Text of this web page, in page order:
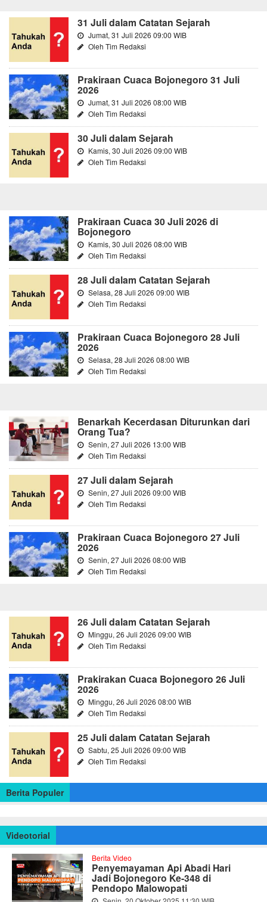
31 Juli dalam Catatan Sejarah
Jumat, 31 Juli 2026 09:00 WIB
Oleh Tim Redaksi
Prakiraan Cuaca Bojonegoro 31 Juli
2026
Jumat, 31 Juli 2026 08:00 WIB
Oleh Tim Redaksi
30 Juli dalam Sejarah
Kamis, 30 Juli 2026 09:00 WIB
Oleh Tim Redaksi
Prakiraan Cuaca 30 Juli 2026 di
Bojonegoro
Kamis, 30 Juli 2026 08:00 WIB
Oleh Tim Redaksi
28 Juli dalam Catatan Sejarah
Selasa, 28 Juli 2026 09:00 WIB
Oleh Tim Redaksi
Prakiraan Cuaca Bojonegoro 28 Juli
2026
Selasa, 28 Juli 2026 08:00 WIB
Oleh Tim Redaksi
Benarkah Kecerdasan Diturunkan dari
Orang Tua?
Senin, 27 Juli 2026 13:00 WIB
Oleh Tim Redaksi
27 Juli dalam Sejarah
Senin, 27 Juli 2026 09:00 WIB
Oleh Tim Redaksi
Prakiraan Cuaca Bojonegoro 27 Juli
2026
Senin, 27 Juli 2026 08:00 WIB
Oleh Tim Redaksi
26 Juli dalam Catatan Sejarah
Minggu, 26 Juli 2026 09:00 WIB
Oleh Tim Redaksi
Prakirakan Cuaca Bojonegoro 26 Juli
2026
Minggu, 26 Juli 2026 08:00 WIB
Oleh Tim Redaksi
25 Juli dalam Catatan Sejarah
Sabtu, 25 Juli 2026 09:00 WIB
Oleh Tim Redaksi
Berita Populer
Videotorial
Berita Video
Penyemayaman Api Abadi Hari
Jadi Bojonegoro Ke-348 di
Pendopo Malowopati